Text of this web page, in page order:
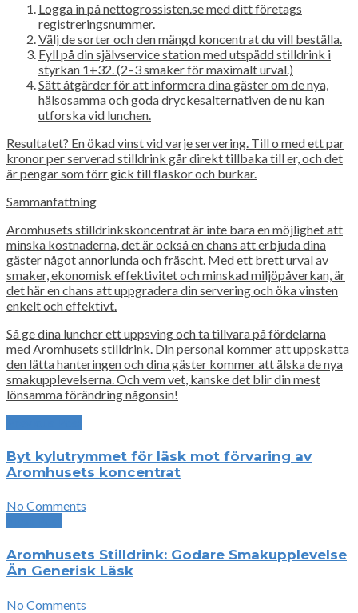
Logga in på nettogrossisten.se med ditt företags
registreringsnummer.
Välj de sorter och den mängd koncentrat du vill beställa.
Fyll på din självservice station med utspädd stilldrink i
styrkan 1+32. (2–3 smaker för maximalt urval.)
Sätt åtgärder för att informera dina gäster om de nya,
hälsosamma och goda dryckesalternativen de nu kan
utforska vid lunchen.
Resultatet? En ökad vinst vid varje servering. Till o med ett par
kronor per serverad stilldrink går direkt tillbaka till er, och det
är pengar som förr gick till flaskor och burkar.
Sammanfattning
Aromhusets stilldrinkskoncentrat är inte bara en möjlighet att
minska kostnaderna, det är också en chans att erbjuda dina
gäster något annorlunda och fräscht. Med ett brett urval av
smaker, ekonomisk effektivitet och minskad miljöpåverkan, är
det här en chans att uppgradera din servering och öka vinsten
enkelt och effektivt.
Så ge dina luncher ett uppsving och ta tillvara på fördelarna
med Aromhusets stilldrink. Din personal kommer att uppskatta
den lätta hanteringen och dina gäster kommer att älska de nya
smakupplevelserna. Och vem vet, kanske det blir din mest
lönsamma förändring någonsin!
Byt kylutrymmet för läsk mot förvaring av
Aromhusets koncentrat
No Comments
Aromhusets Stilldrink: Godare Smakupplevelse
Än Generisk Läsk
No Comments